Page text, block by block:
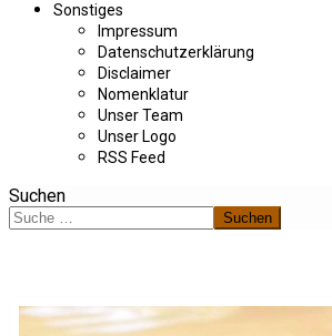
Sonstiges
Impressum
Datenschutzerklärung
Disclaimer
Nomenklatur
Unser Team
Unser Logo
RSS Feed
Suchen
Suchen